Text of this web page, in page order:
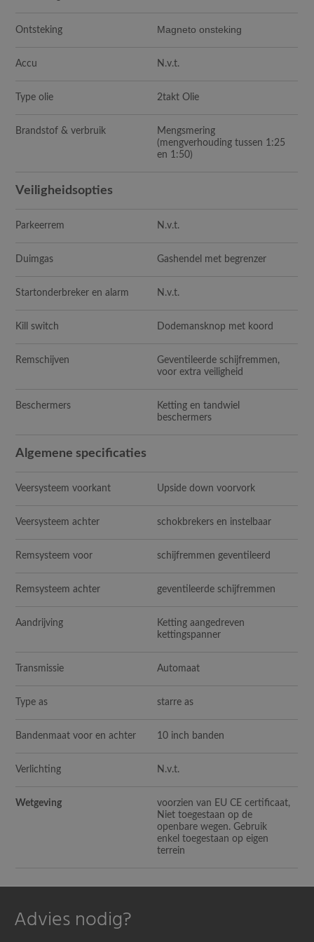
Ontsteking Magneto onsteking
Accu N.v.t.
Type olie 2takt Olie
Brandstof & verbruik
Mengsmering
(mengverhouding tussen 1:25
en 1:50)
Veiligheidsopties
Parkeerrem N.v.t.
Duimgas Gashendel met begrenzer
Startonderbreker en alarm N.v.t.
Kill switch Dodemansknop met koord
Remschijven
Geventileerde schijfremmen,
voor extra veiligheid
Beschermers
Ketting en tandwiel
beschermers
Algemene specificaties
Veersysteem voorkant Upside down voorvork
Veersysteem achter schokbrekers en instelbaar
Remsysteem voor schijfremmen geventileerd
Remsysteem achter geventileerde schijfremmen
Aandrijving
Ketting aangedreven
kettingspanner
Transmissie Automaat
Type as starre as
Bandenmaat voor en achter 10 inch banden
Verlichting N.v.t.
Wetgeving
voorzien van EU CE certificaat,
Niet toegestaan op de
openbare wegen. Gebruik
enkel toegestaan op eigen
terrein
Advies nodig?